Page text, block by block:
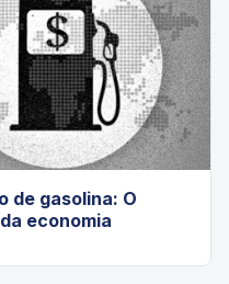
de gasolina: O
economia